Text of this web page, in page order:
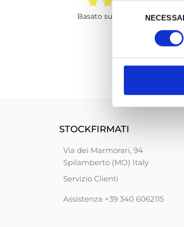
Basato su 9847 recensioni
STOCKFIRMATI
Via dei Marmorari, 94
Spilamberto (MO) Italy
Servizio Clienti
Assistenza +39 340 6062115